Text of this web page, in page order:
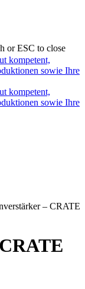
or ESC to close
– CRATE